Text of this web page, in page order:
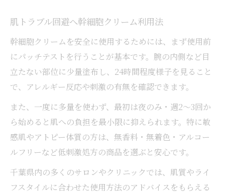
医師も注目する幹細胞クリームの効果
幹細胞クリームの効果を医師が解説
医療現場で注目される幹細胞クリームの理
由
幹細胞クリームのエイジングケア事例紹介
幹細胞クリームで期待できる美肌効果とは
千葉県医師もおすすめする幹細胞クリーム
活用法
安全性で選ぶ幹細胞クリーム購入ガイド
幹細胞クリーム購入前の安全性チェックポ
イント
肌トラブル回避へ幹細胞クリーム利用法
幹細胞クリームを安全に使用するためには、まず使用前
にパッチテストを行うことが基本です。腕の内側など目
立たない部位に少量塗布し、24時間程度様子を見ること
で、アレルギー反応や刺激の有無を確認できます。
また、一度に多量を使わず、最初は夜のみ・週2～3回か
ら始めると肌への負担を最小限に抑えられます。特に敏
感肌やアトピー体質の方は、無香料・無着色・アルコー
ルフリーなど低刺激処方の商品を選ぶと安心です。
千葉県内の多くのサロンやクリニックでは、肌質やライ
フスタイルに合わせた使用方法のアドバイスをもらえる